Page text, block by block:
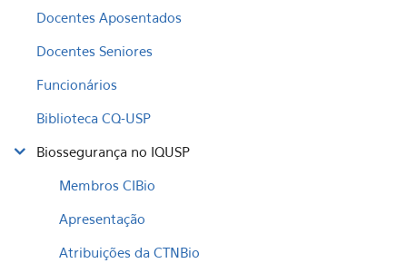
Docentes Aposentados
Docentes Seniores
Funcionários
Biblioteca CQ-USP
Biossegurança no IQUSP
Membros CIBio
Apresentação
Atribuições da CTNBio